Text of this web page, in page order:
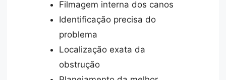
Filmagem interna dos canos
Identificação precisa do
problema
Localização exata da
obstrução